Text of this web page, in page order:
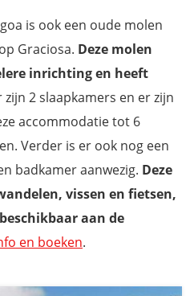
is ook een oude molen
Graciosa. Deze molen
inrichting en heeft
zijn 2 slaapkamers en er zijn
accommodatie tot 6
Verder is er ook nog een
badkamer aanwezig. Deze
vissen en fietsen,
aan de
en boeken.